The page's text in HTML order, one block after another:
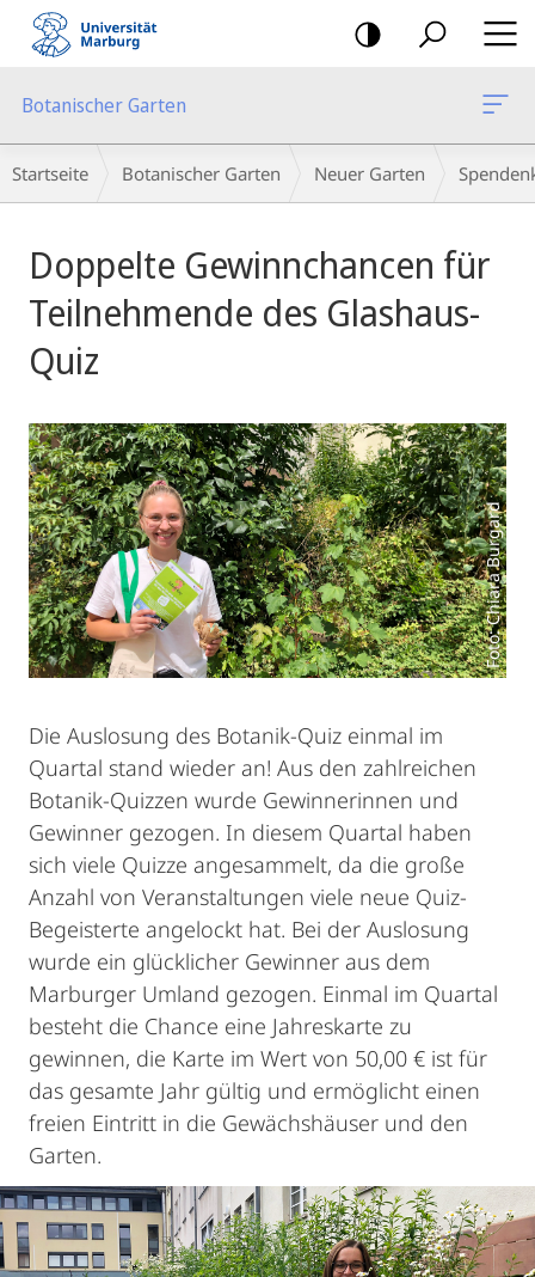
Mobile-
Navigation
Botanischer Garten
Breadcrumb-
Navigation
Startseite Botanischer Garten Neuer Garten
Doppelte Gewinnchancen für
Teilnehmende des Glashaus-
Quiz
Foto: Chiara Burgard
Die Auslosung des Botanik-Quiz einmal im
Quartal stand wieder an! Aus den zahlreichen
Botanik-Quizzen wurde Gewinnerinnen und
Gewinner gezogen. In diesem Quartal haben
sich viele Quizze angesammelt, da die große
Anzahl von Veranstaltungen viele neue Quiz-
Begeisterte angelockt hat. Bei der Auslosung
wurde ein glücklicher Gewinner aus dem
Marburger Umland gezogen. Einmal im Quartal
besteht die Chance eine Jahreskarte zu
gewinnen, die Karte im Wert von 50,00 € ist für
das gesamte Jahr gültig und ermöglicht einen
freien Eintritt in die Gewächshäuser und den
Garten.